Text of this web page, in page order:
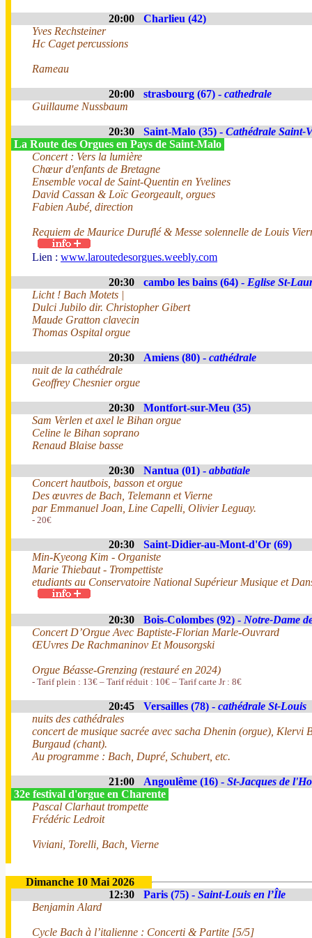
20:00
Charlieu (42)
Yves Rechsteiner
Hc Caget percussions
Rameau
20:00 strasbourg (67) - cathedrale
Guillaume Nussbaum
20:30 Saint-Malo (35) - Cathédrale Saint-
La Route des Orgues en Pays de Saint-Malo
Concert : Vers la lumière
Chœur d'enfants de Bretagne
Ensemble vocal de Saint-Quentin en Yvelines
David Cassan & Loïc Georgeault, orgues
Fabien Aubé, direction
Requiem de Maurice Duruflé & Messe solennelle de Louis
Lien : www.laroutedesorgues.weebly.com
20:30 cambo les bains (64) - Eglise St-
Licht ! Bach Motets |
Dulci Jubilo dir. Christopher Gibert
Maude Gratton clavecin
Thomas Ospital orgue
20:30 Amiens (80) - cathédrale
nuit de la cathédrale
Geoffrey Chesnier orgue
20:30
Montfort-sur-Meu (35)
Sam Verlen et axel le Bihan orgue
Celine le Bihan soprano
Renaud Blaise basse
20:30 Nantua (01) - abbatiale
Concert hautbois, basson et orgue
Des œuvres de Bach, Telemann et Vierne
par Emmanuel Joan, Line Capelli, Olivier Leguay.
- 20€
20:30
Saint-Didier-au-Mont-d'Or (69)
Min-Kyeong Kim - Organiste
Marie Thiebaut - Trompettiste
etudiants au Conservatoire National Supérieur Musique et
20:30 Bois-Colombes (92) - Notre-Dame
Concert D’Orgue Avec Baptiste-Florian Marle-Ouvrard
ŒUvres De Rachmaninov Et Mousorgski
Orgue Béasse-Grenzing (restauré en 2024)
- Tarif plein : 13€ – Tarif réduit : 10€ – Tarif carte Jr : 8€
20:45 Versailles (78) - cathédrale St-Louis
nuits des cathédrales
concert de musique sacrée avec sacha Dhenin (orgue), Klervi
Burgaud (chant).
Au programme : Bach, Dupré, Schubert, etc.
21:00 Angoulême (16) - St-Jacques de
32e festival d'orgue en Charente
Pascal Clarhaut trompette
Frédéric Ledroit
Viviani, Torelli, Bach, Vierne
Dimanche 10 Mai 2026
12:30
Paris (75) - Saint-Louis en l’Île
Benjamin Alard
Cycle Bach à l’italienne : Concerti & Partite [5/5]